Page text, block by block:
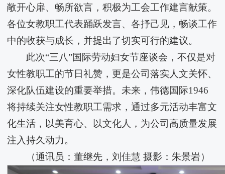
敞开心扉、畅所欲言，积极为工会工作建言献策。
各位女教职工代表踊跃发言、各抒己见，畅谈工作
中的收获与成长，并提出了切实可行的建议。
此次“三八”国际劳动妇女节座谈会，不仅是对
女性教职工的节日礼赞，更是公司落实人文关怀、
深化队伍建设的重要举措。未来，​伟德国际1946
将持续关注女性教职工需求，通过多元活动丰富文
化生活，以美育心、以文化人，为公司高质量发展
注入持久动力。
（通讯员：董继先，刘佳慧 摄影：朱景岩）